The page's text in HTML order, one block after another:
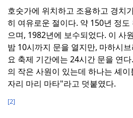
호숫가에 위치하고 조용하고 경치
히 여유로운 절이다. 약 150년 정도
으며, 1982년에 보수되었다. 이 사
밤 10시까지 문을 열지만, 마하시
요 축제 기간에는 24시간 문을 연다.
의 작은 사원이 있는데 하나는 셰
자리 마리 마타"라고 덧붙였다.
[2]